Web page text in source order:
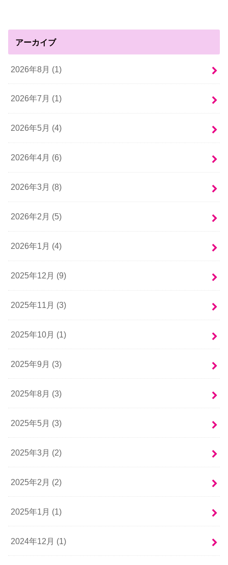
アーカイブ
2026年8月 (1)
2026年7月 (1)
2026年5月 (4)
2026年4月 (6)
2026年3月 (8)
2026年2月 (5)
2026年1月 (4)
2025年12月 (9)
2025年11月 (3)
2025年10月 (1)
2025年9月 (3)
2025年8月 (3)
2025年5月 (3)
2025年3月 (2)
2025年2月 (2)
2025年1月 (1)
2024年12月 (1)